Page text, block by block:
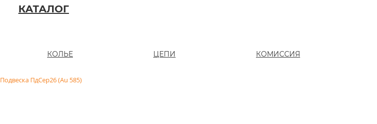
КАТАЛОГ
КОЛЬЕ ЦЕПИ КОМИССИЯ
Подвеска ПдСер26 (Au 585)